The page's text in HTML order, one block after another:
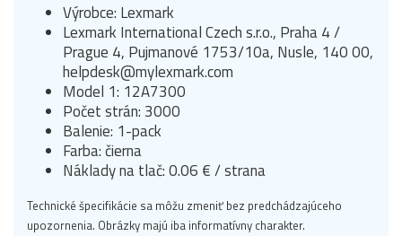
Výrobce: Lexmark
Lexmark International Czech s.r.o., Praha 4 /
Prague 4, Pujmanové 1753/10a, Nusle, 140 00,
helpdesk@mylexmark.com
Model 1: 12A7300
Počet strán: 3000
Balenie: 1-pack
Farba: čierna
Náklady na tlač: 0.06 € / strana
Technické špecifikácie sa môžu zmeniť bez predchádzajúceho
upozornenia. Obrázky majú iba informatívny charakter.